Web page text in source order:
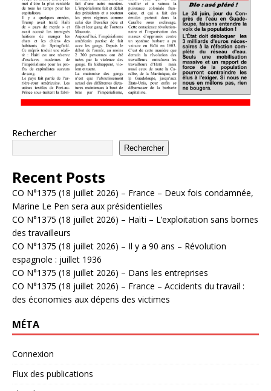
Rechercher
Rechercher
Recent Posts
CO N°1375 (18 juillet 2026) – France – Deux fois condamnée,
Marine Le Pen sera aux présidentielles
CO N°1375 (18 juillet 2026) – Haïti – L’exploitation sans bornes
des travailleurs
CO N°1375 (18 juillet 2026) – Il y a 90 ans – Révolution
espagnole : juillet 1936
CO N°1375 (18 juillet 2026) – Dans les entreprises
CO N°1375 (18 juillet 2026) – France – Accidents du travail :
des économies aux dépens des victimes
MÉTA
Connexion
Flux des publications